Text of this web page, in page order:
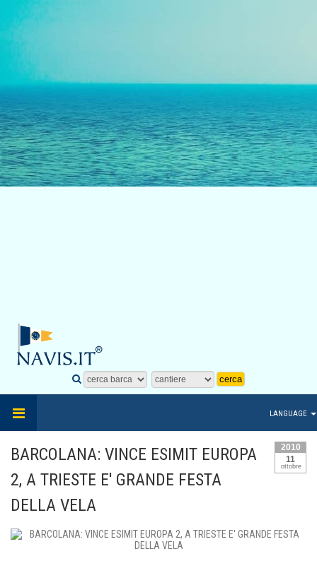
LANGUAGE
2010
11
ottobre
BARCOLANA: VINCE ESIMIT EUROPA
2, A TRIESTE E' GRANDE FESTA
DELLA VELA